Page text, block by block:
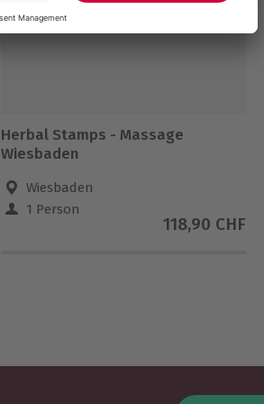
Herbal Stamps - Massage
Wiesbaden
Wiesbaden
1 Person
118,90 CHF